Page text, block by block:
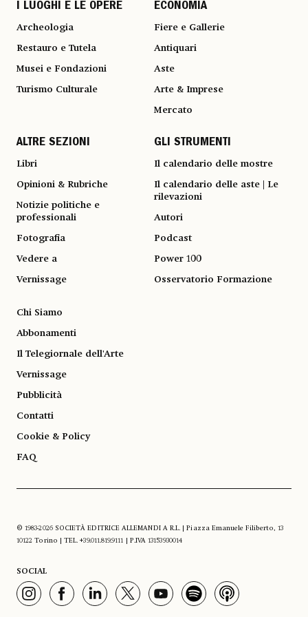
I LUOGHI E LE OPERE
Archeologia
Restauro e Tutela
Musei e Fondazioni
Turismo Culturale
ECONOMIA
Fiere e Gallerie
Antiquari
Aste
Arte & Imprese
Mercato
ALTRE SEZIONI
Libri
Opinioni & Rubriche
Notizie politiche e
professionali
Fotografia
Vedere a
Vernissage
GLI STRUMENTI
Il calendario delle mostre
Il calendario delle aste | Le
rilevazioni
Autori
Podcast
Power 100
Osservatorio Formazione
Chi Siamo
Abbonamenti
Il Telegiornale dell'Arte
Vernissage
Pubblicità
Contatti
Cookie & Policy
FAQ
© 1983-2026 SOCIETÀ EDITRICE ALLEMANDI A R.L. | Piazza Emanuele Filiberto, 13
10122 Torino | TEL. +39.011.819.9111 | P.IVA 13153930014
SOCIAL